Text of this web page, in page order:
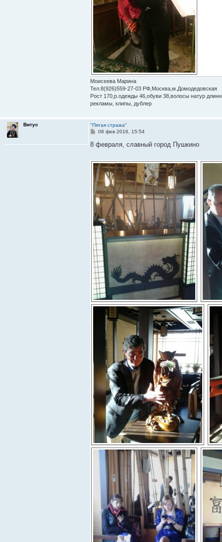
Моисеева Марина
Тел.8(926)559-27-03 РФ,Москва,м.Домодедовская
Рост 170,р.одежды 46,обуви 38,волосы натур
рекламы, клипы, дублер
Витус
"Пятая стража"
С
о
б
е
н
и
е
08 фев 2016, 15:54
8 февраля, славный город Пушкино